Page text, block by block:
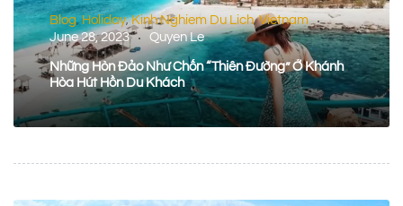
Blog,Holiday,Kinh Nghiem Du Lich,Vietnam
June 28, 2023
Quyen Le
Những Hòn Đảo Như Chốn “thiên Đường” Ở Khánh
Hòa Hút Hồn Du Khách